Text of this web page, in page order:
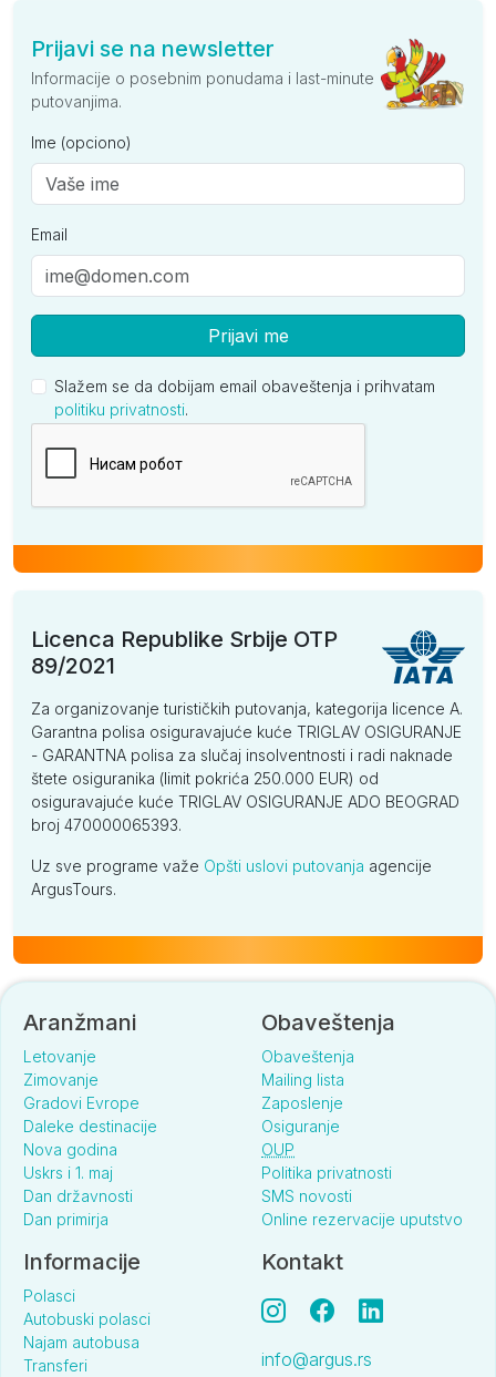
Prijavi se na newsletter
Informacije o posebnim ponudama i last-minute
putovanjima.
Ime (opciono)
Email
Prijavi me
Slažem se da dobijam email obaveštenja i prihvatam
politiku privatnosti.
Licenca Republike Srbije OTP
89/2021
Za organizovanje turističkih putovanja, kategorija licence A.
Garantna polisa osiguravajuće kuće TRIGLAV OSIGURANJE
- GARANTNA polisa za slučaj insolventnosti i radi naknade
štete osiguranika (limit pokrića 250.000 EUR) od
osiguravajuće kuće TRIGLAV OSIGURANJE ADO BEOGRAD
broj 470000065393.
Uz sve programe važe Opšti uslovi putovanja agencije
ArgusTours.
Aranžmani
Letovanje
Zimovanje
Gradovi Evrope
Daleke destinacije
Nova godina
Uskrs i 1. maj
Dan državnosti
Dan primirja
Obaveštenja
Obaveštenja
Mailing lista
Zaposlenje
Osiguranje
OUP
Politika privatnosti
SMS novosti
Online rezervacije uputstvo
Informacije
Polasci
Autobuski polasci
Najam autobusa
Transferi
Kontakt
info@argus.rs